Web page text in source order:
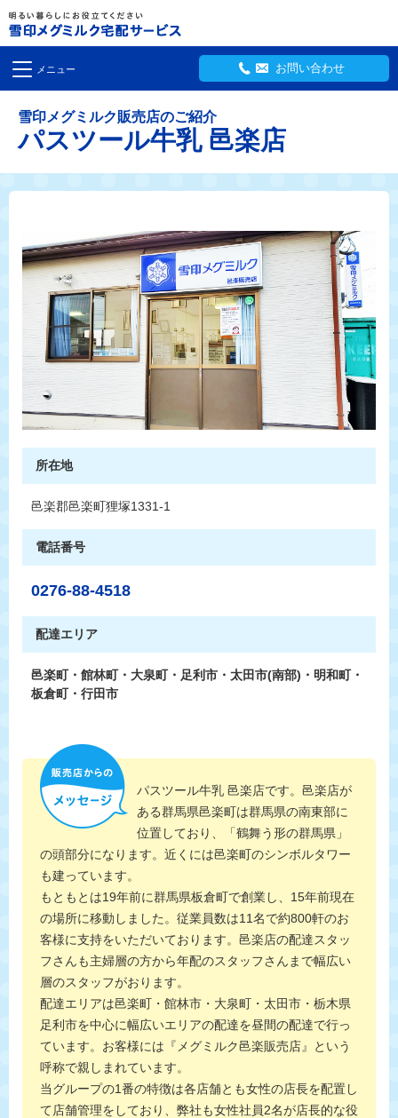
お問い合わせ
メニュー
雪印メグミルク販売店のご紹介
パスツール牛乳 邑楽店
所在地
邑楽郡邑楽町狸塚1331-1
電話番号
0276-88-4518
配達エリア
邑楽町・館林町・大泉町・足利市・太田市(南部)・明和町・
板倉町・行田市
パスツール牛乳 邑楽店です。邑楽店が
ある群馬県邑楽町は群馬県の南東部に
位置しており、「鶴舞う形の群馬県」
の頭部分になります。近くには邑楽町のシンボルタワー
も建っています。
もともとは19年前に群馬県板倉町で創業し、15年前現在
の場所に移動しました。従業員数は11名で約800軒のお
客様に支持をいただいております。邑楽店の配達スタッ
フさんも主婦層の方から年配のスタッフさんまで幅広い
層のスタッフがおります。
配達エリアは邑楽町・館林市・大泉町・太田市・栃木県
足利市を中心に幅広いエリアの配達を昼間の配達で行っ
ています。お客様には『メグミルク邑楽販売店』という
呼称で親しまれています。
当グループの1番の特徴は各店舗とも女性の店長を配置し
て店舗管理をしており、弊社も女性社員2名が店長的な役